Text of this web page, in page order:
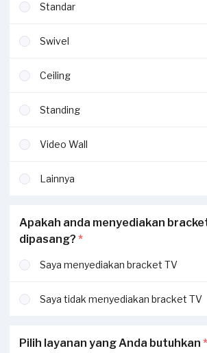
Standar
Swivel
Ceiling
Standing
Video Wall
Lainnya
Apakah anda menyediakan
dipasang? *
Saya menyediakan bracket TV
Saya tidak menyediakan bracket TV
Pilih layanan yang Anda butuhkan *